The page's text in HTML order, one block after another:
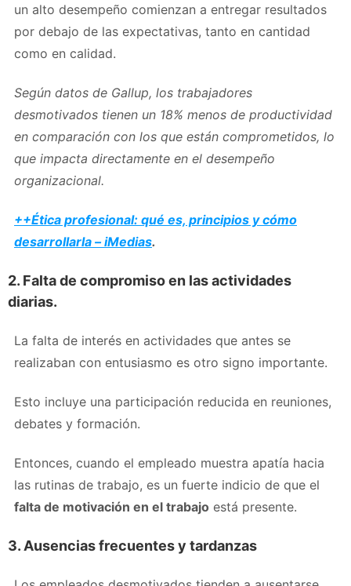
un alto desempeño comienzan a entregar resultados
por debajo de las expectativas, tanto en cantidad
como en calidad.
Según datos de Gallup, los trabajadores
desmotivados tienen un 18% menos de productividad
en comparación con los que están comprometidos, lo
que impacta directamente en el desempeño
organizacional.
++Ética profesional: qué es, principios y cómo
desarrollarla – iMedias.
2. Falta de compromiso en las actividades
diarias.
La falta de interés en actividades que antes se
realizaban con entusiasmo es otro signo importante.
Esto incluye una participación reducida en reuniones,
debates y formación.
Entonces, cuando el empleado muestra apatía hacia
las rutinas de trabajo, es un fuerte indicio de que el
falta de motivación en el trabajo está presente.
3. Ausencias frecuentes y tardanzas